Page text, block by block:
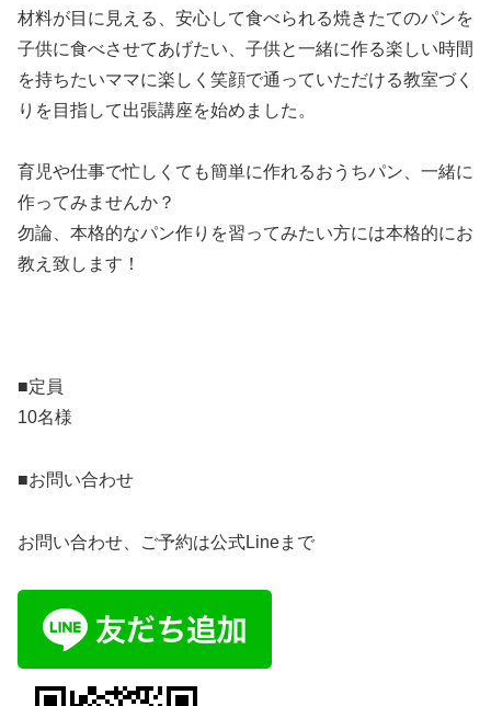
材料が目に見える、安心して食べられる焼きたてのパンを
子供に食べさせてあげたい、子供と一緒に作る楽しい時間
を持ちたいママに楽しく笑顔で通っていただける教室づく
りを目指して出張講座を始めました。
育児や仕事で忙しくても簡単に作れるおうちパン、一緒に
作ってみませんか？
勿論、本格的なパン作りを習ってみたい方には本格的にお
教え致します！
■定員
10名様
■お問い合わせ
お問い合わせ、ご予約は公式Lineまで